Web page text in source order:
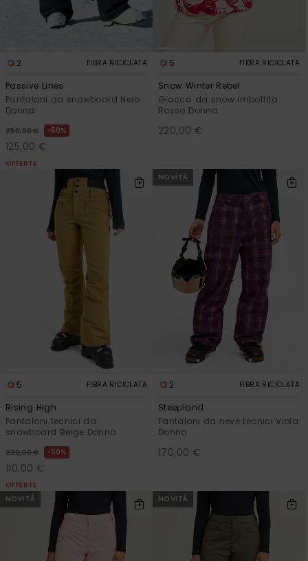
2 FIBRA RICICLATA
Passive Lines
Pantaloni da snowboard Nero
Donna
250,00 € 50%
125,00 €
OFFERTE
5 FIBRA RICICLATA
Snow Winter Rebel
Giacca da snow imbottita
Rosso Donna
220,00 €
5 FIBRA RICICLATA
Rising High
Pantaloni tecnici da
snowboard Beige Donna
220,00 € 50%
110,00 €
OFFERTE
NOVITÀ
2 FIBRA RICICLATA
Steepland
Pantaloni da neve tecnici Viola
Donna
170,00 €
NOVITÀ NOVITÀ